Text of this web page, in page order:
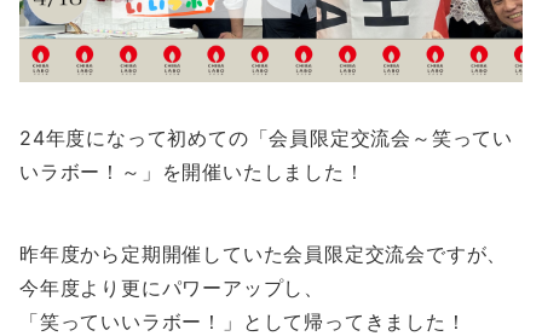
24年度になって初めての「会員限定交流会～笑ってい
いラボー！～」を開催いたしました！
昨年度から定期開催していた会員限定交流会ですが、
今年度より更にパワーアップし、
「笑っていいラボー！」として帰ってきました！